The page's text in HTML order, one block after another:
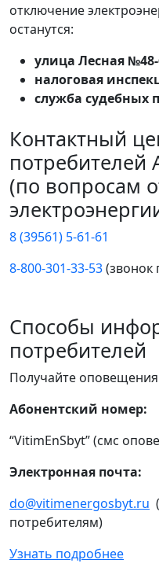
отключение
останутся:
улица Лесная
налоговая
служба судебных
Контактный
потребителей
(по вопросам
8 (39561) 5-61-61
8-800-301-33-53(звонок
Способы
потребителей
Получайте
Абонентский номер:
“VitimEnSbyt” (смс
Электронная почта:
do@vitimenergosbyt.ru
потребителям)
Узнать подробнее